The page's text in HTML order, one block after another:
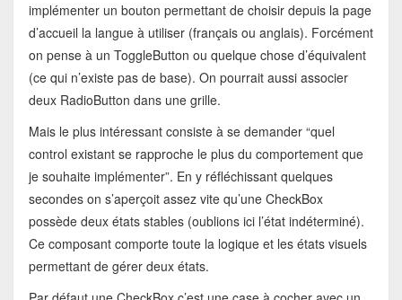
implémenter un bouton permettant de choisir depuis la page
d’accueil la langue à utiliser (français ou anglais). Forcément
on pense à un ToggleButton ou quelque chose d’équivalent
(ce qui n’existe pas de base). On pourrait aussi associer
deux RadioButton dans une grille.
Mais le plus intéressant consiste à se demander “quel
control existant se rapproche le plus du comportement que
je souhaite implémenter”. En y réfléchissant quelques
secondes on s’aperçoit assez vite qu’une CheckBox
possède deux états stables (oublions ici l’état indéterminé).
Ce composant comporte toute la logique et les états visuels
permettant de gérer deux états.